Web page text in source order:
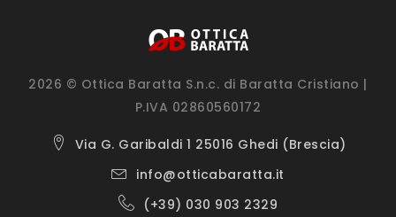
2026 © Ottica Baratta S.n.c. di Baratta Cristiano |
P.IVA 02860560172
Via G. Garibaldi 1 25016 Ghedi (Brescia)
info@otticabaratta.it
(+39) 030 903 2329